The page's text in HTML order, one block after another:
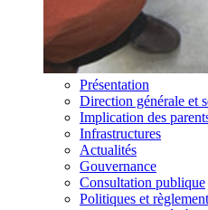
Présentation
Direction générale et
Implication des
Infrastructures
Actualités
Gouvernance
Consultation publique
Politiques et